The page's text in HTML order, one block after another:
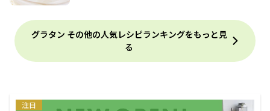
グラタン その他の人気レシピランキングをもっと見
る
注目